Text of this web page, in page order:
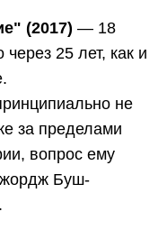
(2017) — 18
25 лет, как и
не
за пределами
вопрос ему
Буш-